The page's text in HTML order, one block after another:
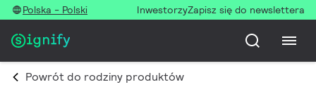
Polska - Polski InwestorzyZapisz się do newslettera
Powrót do rodziny produktów